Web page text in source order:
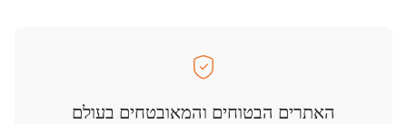
האתרים הבטוחים והמאובטחים בעולם